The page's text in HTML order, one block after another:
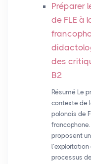
Préparer
de FLE à
des
B2
Résumé Le
contexte de
polonais de
proposent
processus